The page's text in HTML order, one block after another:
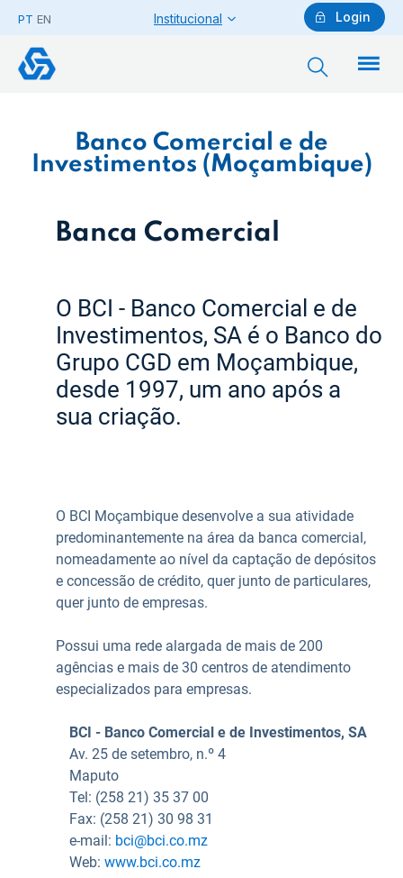
PT EN Login
Institucional
Empresas
Aderir ao Caixadirecta Particulares
Aderir ao Caixadirecta Empresas
Faça download da App Caixadirecta
Banco
Comercial
de
Banco Comercial e de
Investimentos (Moçambique)
Banca Comercial
O BCI - Banco Comercial e de
Investimentos, SA é o Banco do
Grupo CGD em Moçambique,
desde 1997, um ano após a
sua criação.
O BCI Moçambique desenvolve a sua atividade
predominantemente na área da banca comercial,
nomeadamente ao nível da captação de depósitos
e concessão de crédito, quer junto de particulares,
quer junto de empresas.
Possui uma rede alargada de mais de 200
agências e mais de 30 centros de atendimento
especializados para empresas.
BCI - Banco Comercial e de Investimentos, SA
Av. 25 de setembro, n.º 4
Maputo
Tel: (258 21) 35 37 00
Fax: (258 21) 30 98 31
e-mail: bci@bci.co.mz
Web:www.bci.co.mz